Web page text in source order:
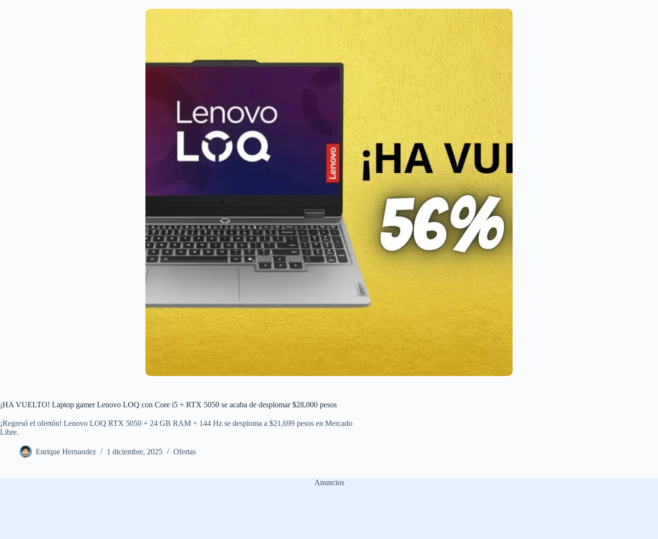
¡HA VUELTO! Laptop gamer Lenovo LOQ con Core i5 + RTX 5050 se acaba de desplomar $28,000 pesos
¡Regresó el ofertón! Lenovo LOQ RTX 5050 + 24 GB RAM + 144 Hz se desploma a $21,699 pesos en Mercado
Libre.
Enrique Hernandez 1 diciembre, 2025 Ofertas
Anuncios